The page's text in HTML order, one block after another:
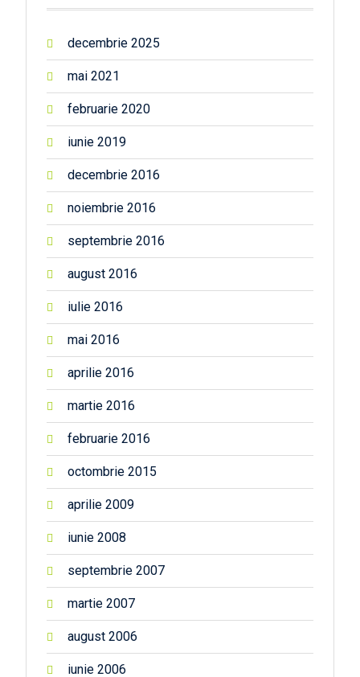
decembrie 2025
mai 2021
februarie 2020
iunie 2019
decembrie 2016
noiembrie 2016
septembrie 2016
august 2016
iulie 2016
mai 2016
aprilie 2016
martie 2016
februarie 2016
octombrie 2015
aprilie 2009
iunie 2008
septembrie 2007
martie 2007
august 2006
iunie 2006